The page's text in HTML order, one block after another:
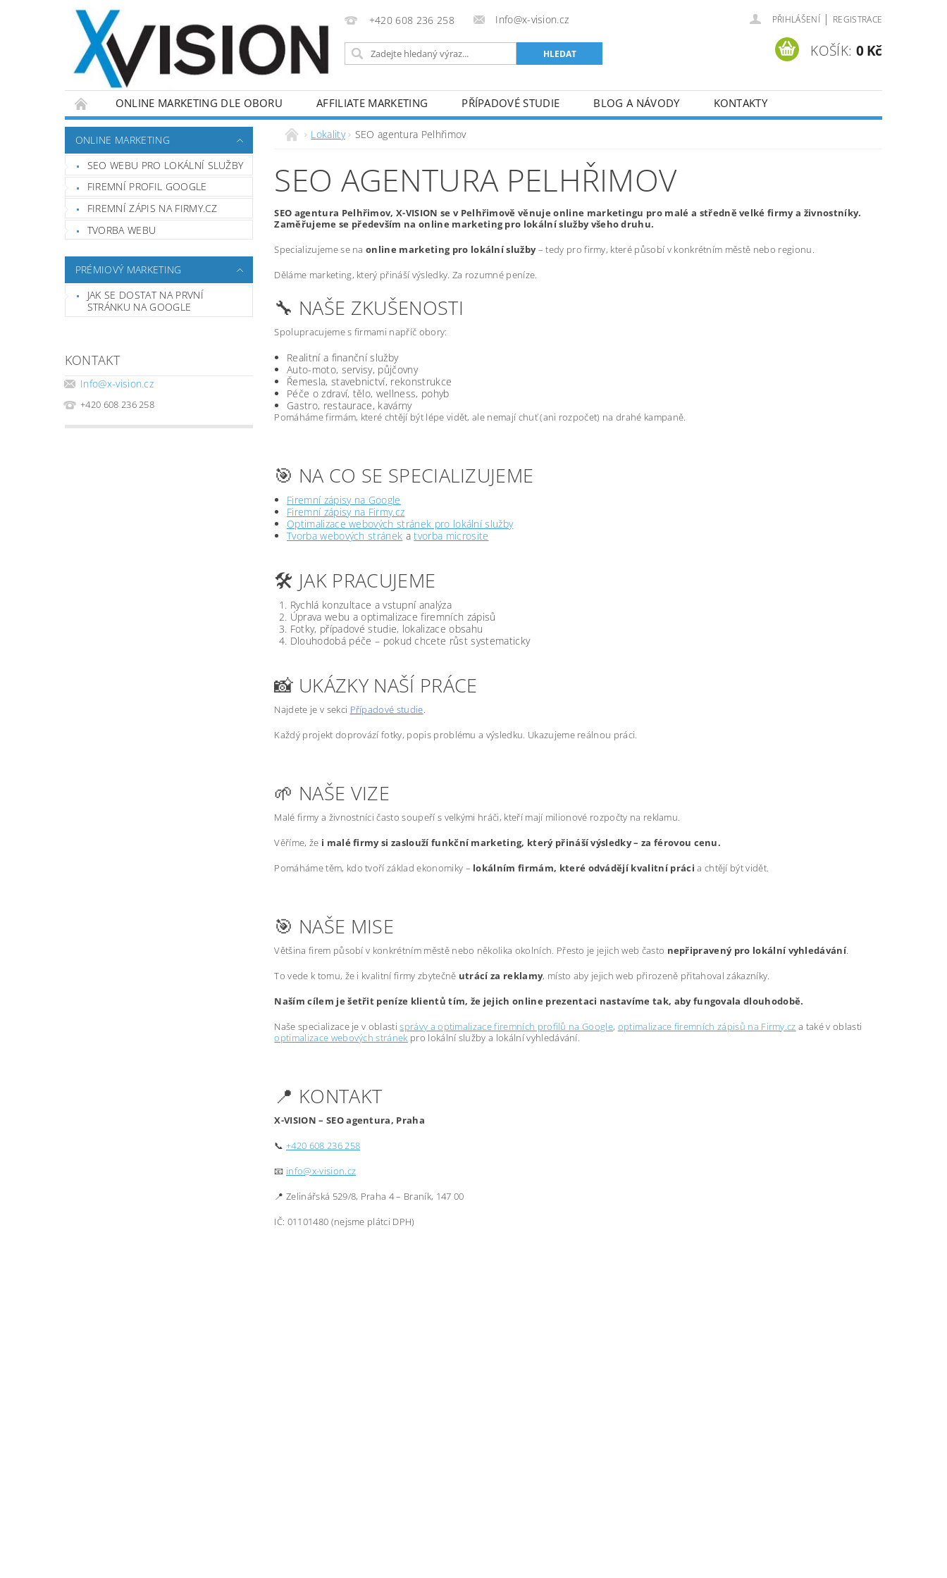
+420 608 236 258 Info@x-vision.cz PŘIHLÁŠENÍ | REGISTRACE
KOŠÍK: 0 Kč
ONLINE MARKETING DLE OBORU AFFILIATE MARKETING PŘÍPADOVÉ STUDIE BLOG A NÁVODY KONTAKTY
ONLINE MARKETING
SEO WEBU PRO LOKÁLNÍ SLUŽBY
FIREMNÍ PROFIL GOOGLE
FIREMNÍ ZÁPIS NA FIRMY.CZ
TVORBA WEBU
PRÉMIOVÝ MARKETING
JAK SE DOSTAT NA PRVNÍ
STRÁNKU NA GOOGLE
KONTAKT
Info@x-vision.cz
+420 608 236 258
Lokality SEO agentura Pelhřimov
SEO AGENTURA PELHŘIMOV
SEO agentura Pelhřimov, X-VISION se v Pelhřimově věnuje online marketingu pro malé a středně velké firmy a živnostníky.
Zaměřujeme se především na online marketing pro lokální služby všeho druhu.
Specializujeme se naonline marketing pro lokální služby– tedy pro firmy, které působí v konkrétním městě nebo regionu.
Děláme marketing, který přináší výsledky. Za rozumné peníze.
🔧 NAŠE ZKUŠENOSTI
Spolupracujeme s firmami napříč obory:
Realitní a finanční služby
Auto-moto, servisy, půjčovny
Řemesla, stavebnictví, rekonstrukce
Péče o zdraví, tělo, wellness, pohyb
Gastro, restaurace, kavárny
Pomáháme firmám, které chtějí být lépe vidět, ale nemají chuť (ani rozpočet) na drahé kampaně.
🎯 NA CO SE SPECIALIZUJEME
Firemní zápisy na Google
Firemní zápisy na Firmy.cz
Optimalizace webových stránek pro lokální služby
Tvorba webových stránek atvorba microsite
🛠️ JAK PRACUJEME
Rychlá konzultace a vstupní analýza
Úprava webu a optimalizace firemních zápisů
Fotky, případové studie, lokalizace obsahu
Dlouhodobá péče – pokud chcete růst systematicky
📸 UKÁZKY NAŠÍ PRÁCE
Najdete je v sekci Případové studie.
Každý projekt doprovází fotky, popis problému a výsledku. Ukazujeme reálnou práci.
🌱 NAŠE VIZE
Malé firmy a živnostníci často soupeří s velkými hráči, kteří mají milionové rozpočty na reklamu.
Věříme, že i malé firmy si zaslouží funkční marketing, který přináší výsledky – za férovou cenu.
Pomáháme těm, kdo tvoří základ ekonomiky – lokálním firmám, které odvádějí kvalitní práci a chtějí být vidět.
🎯 NAŠE MISE
Většina firem působí v konkrétním městě nebo několika okolních. Přesto je jejich web často nepřipravený pro lokální vyhledávání.
To vede k tomu, že i kvalitní firmy zbytečně utrácí za reklamy, místo aby jejich web přirozeně přitahoval zákazníky.
Naším cílem je šetřit peníze klientů tím, že jejich online prezentaci nastavíme tak, aby fungovala dlouhodobě.
Naše specializace je v oblastisprávy a optimalizace firemních profilů na Google, optimalizace firemních zápisů na Firmy.cz a také v oblasti
optimalizace webových stránek pro lokální služby a lokální vyhledávání.
📍 KONTAKT
X-VISION – SEO agentura, Praha
📞+420 608 236 258
📧 info@x-vision.cz
📍 Zelinářská 529/8, Praha 4 – Braník, 147 00
IČ: 01101480 (nejsme plátci DPH)